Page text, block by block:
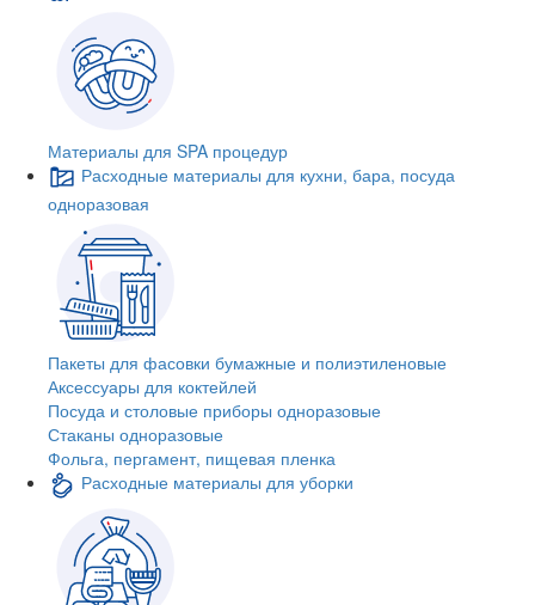
Материалы для SPA процедур
Расходные материалы для кухни, бара, посуда
одноразовая
Пакеты для фасовки бумажные и полиэтиленовые
Аксессуары для коктейлей
Посуда и столовые приборы одноразовые
Стаканы одноразовые
Фольга, пергамент, пищевая пленка
Расходные материалы для уборки